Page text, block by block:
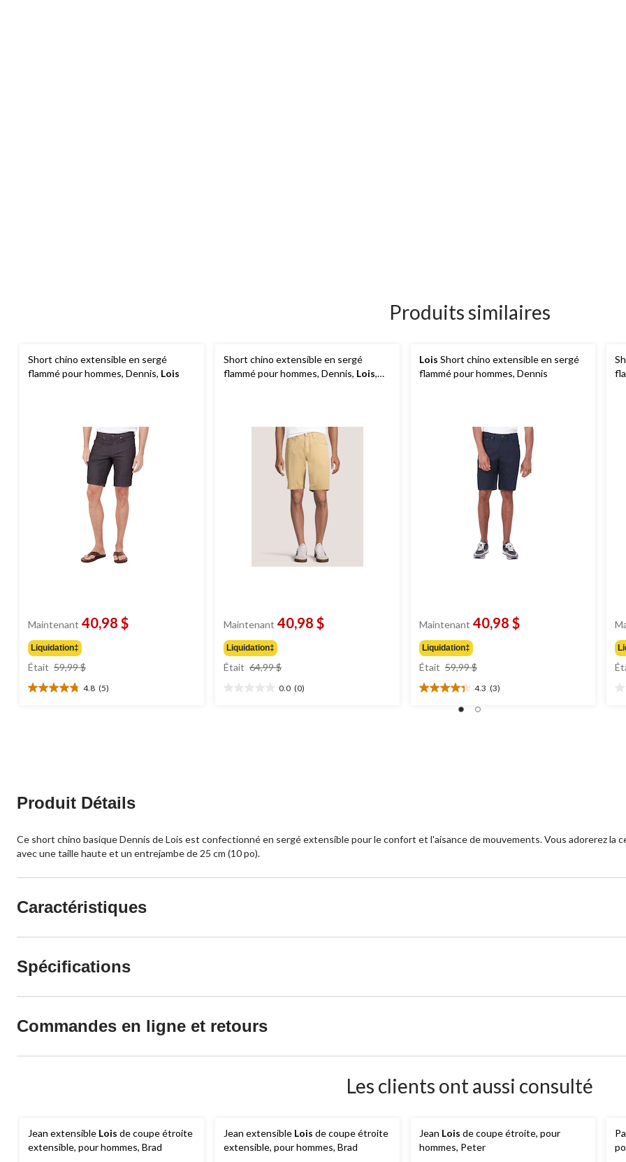
Produits similaires
Short chino extensible en sergé
flammé pour hommes, Dennis, Lois
Maintenant 40,98 $
Liquidation‡
Était 59,99 $
59,99 $
4.8 (5)
4.8
Short chino extensible en sergé
flammé pour hommes, Dennis, Lois,
Maintenant 40,98 $
Liquidation‡
Était 64,99 $
64,99 $
0.0 (0)
Lois Short chino extensible en sergé
flammé pour hommes, Dennis
Maintenant 40,98 $
Liquidation‡
Était 59,99 $
59,99 $
4.3 (3)
4.3
Produit Détails
Ce short chino basique Dennis de Lois est confectionné en sergé extensible pour le confort et l'aisance de mouvements. Vous adorerez
avec une taille haute et un entrejambe de 25 cm (10 po).
Caractéristiques
Spécifications
Commandes en ligne et retours
Les clients ont aussi consulté
Jean extensible Lois de coupe étroite
extensible, pour hommes, Brad
Jean extensible Lois de coupe étroite
extensible, pour hommes, Brad
Jean Lois de coupe étroite, pour
hommes, Peter